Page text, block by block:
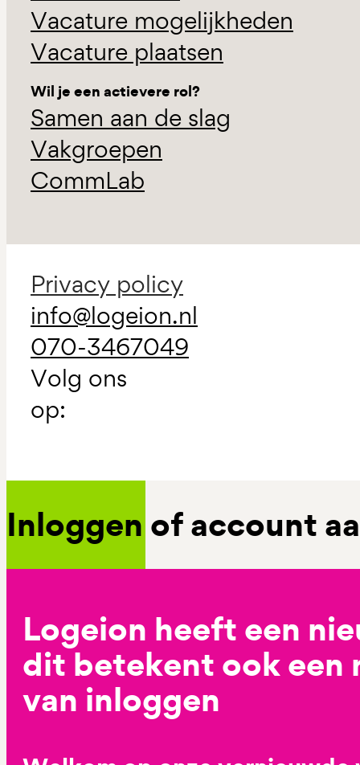
Vacature mogelijkheden
Vacature plaatsen
Wil je een actievere rol?
Samen aan de slag
Vakgroepen
CommLab
Privacy policy
info@logeion.nl
070-3467049
Volg ons
op:
Inloggen of account
Logeion heeft een
dit betekent ook een
van inloggen